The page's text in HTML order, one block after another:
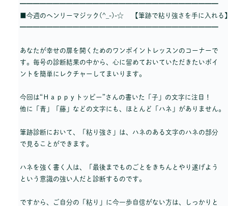
━━━━━━━━━━━━━━━━━━━━━━━━━━━━━━
■今週のヘンリーマジック(^_-)-☆ 【筆跡で粘り強さを手に入れる
━━━━━━━━━━━━━━━━━━━━━━━━━━━━━━
あなたが幸せの扉を開くためのワンポイントレッスンのコーナーで
す。毎号の診断結果の中から、心に留めておいていただきたいポイ
ントを簡単にレクチャーしてまいります。
今回は“Ｈａｐｐｙトッピー”さんの書いた「子」の文字に注目！
他に「青」「藤」などの文字にも、ほとんど「ハネ」がありません。
筆跡診断において、「粘り強さ」は、ハネのある文字のハネの部分
で見ることができます。
ハネを強く書く人は、「最後までものごとをきちんとやり遂げよう
という意識の強い人だと診断するのです。
ですから、ご自分の「粘り」に今一歩自信がない方は、しっかりと